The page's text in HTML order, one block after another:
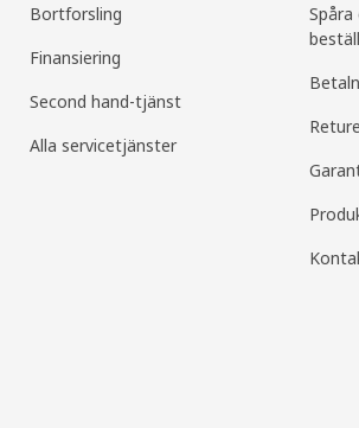
Bortforsling
Finansiering
Second hand-tjänst
Alla servicetjänster